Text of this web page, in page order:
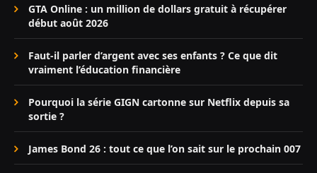
GTA Online : un million de dollars gratuit à récupérer
début août 2026
Faut-il parler d’argent avec ses enfants ? Ce que dit
vraiment l’éducation financière
Pourquoi la série GIGN cartonne sur Netflix depuis sa
sortie ?
James Bond 26 : tout ce que l’on sait sur le prochain 007